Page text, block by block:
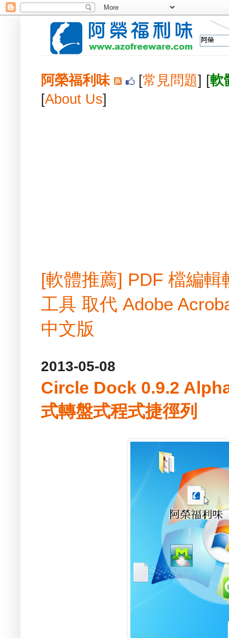
阿榮福利味 [常見問題] [軟
[About Us]
[軟體推薦] PDF 檔編
工具 取代 Adobe
中文版
2013-05-08
Circle Dock 0.9.2
式轉盤式程式捷徑列